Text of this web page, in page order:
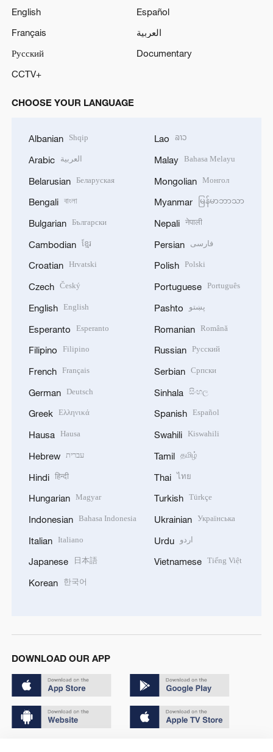
English
Español
Français
العربية
Русский
Documentary
CCTV+
CHOOSE YOUR LANGUAGE
Albanian Shqip
Arabic العربية
Belarusian Беларуская
Bengali বাংলা
Bulgarian Български
Cambodian ខ្មែរ
Croatian Hrvatski
Czech Český
English English
Esperanto Esperanto
Filipino Filipino
French Français
German Deutsch
Greek Ελληνικά
Hausa Hausa
Hebrew עברית
Hindi हिन्दी
Hungarian Magyar
Indonesian Bahasa Indonesia
Italian Italiano
Japanese 日本語
Korean 한국어
Lao ລາວ
Malay Bahasa Melayu
Mongolian Монгол
Myanmar မြန်မာဘာသာ
Nepali नेपाली
Persian فارسی
Polish Polski
Portuguese Português
Pashto پښتو
Romanian Română
Russian Русский
Serbian Српски
Sinhala සිංහල
Spanish Español
Swahili Kiswahili
Tamil தமிழ்
Thai ไทย
Turkish Türkçe
Ukrainian Українська
Urdu اردو
Vietnamese Tiếng Việt
DOWNLOAD OUR APP